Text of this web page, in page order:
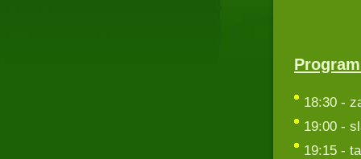
18:30 -
19:00 -
19:15 -